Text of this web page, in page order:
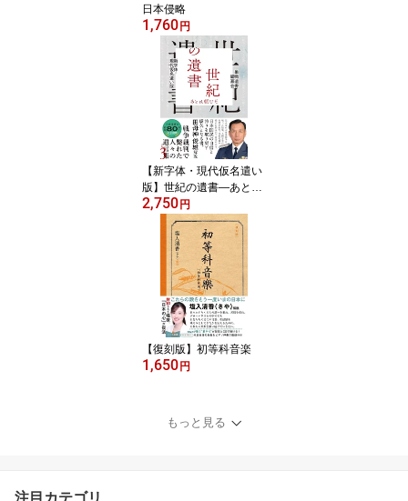
日本侵略
1,760 円
【新字体・現代仮名遣い
版】世紀の遺書―あとは
頼むぞ
2,750 円
【復刻版】初等科音楽
1,650 円
もっと見る
注目カテゴリ